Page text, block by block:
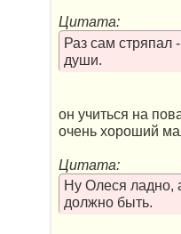
Цитата:
Раз сам стряпал
души.
он учиться на
очень хороший
Цитата:
Ну Олеся ладно,
должно быть.